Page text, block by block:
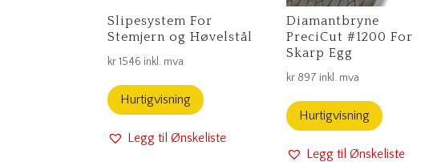
Slipesystem For
Stemjern og Høvelstål
kr1546 inkl. mva
Hurtigvisning
Legg til Ønskeliste
Diamantbryne
PreciCut #1200 For
Skarp Egg
kr 897 inkl. mva
Hurtigvisning
Legg til Ønskeliste